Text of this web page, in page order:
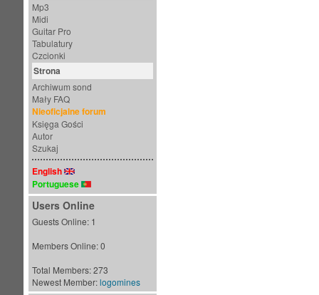
Mp3
Midi
Guitar Pro
Tabulatury
Czcionki
Strona
Archiwum sond
Mały FAQ
Nieoficjalne forum
Księga Gości
Autor
Szukaj
English
Portuguese
Users Online
Guests Online: 1
Members Online: 0
Total Members: 273
Newest Member:logomines